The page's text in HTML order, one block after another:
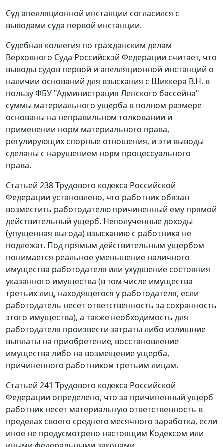
Суд апелляционной инстанции согласился с
выводами суда первой инстанции.
Судебная коллегия по гражданским делам
Верховного Суда Российской Федерации считает, что
выводы судов первой и апелляционной инстанций о
наличии оснований для взыскания с Шиккера В.Н. в
пользу ФБУ "Администрация Ленского бассейна"
суммы материального ущерба в полном размере
основаны на неправильном толковании и
применении норм материального права,
регулирующих спорные отношения, и эти выводы
сделаны с нарушением норм процессуального
права.
Статьей 238 Трудового кодекса Российской
Федерации установлено, что работник обязан
возместить работодателю причиненный ему прямой
действительный ущерб. Неполученные доходы
(упущенная выгода) взысканию с работника не
подлежат. Под прямым действительным ущербом
понимается реальное уменьшение наличного
имущества работодателя или ухудшение состояния
указанного имущества (в том числе имущества
третьих лиц, находящегося у работодателя, если
работодатель несет ответственность за сохранность
этого имущества), а также необходимость для
работодателя произвести затраты либо излишние
выплаты на приобретение, восстановление
имущества либо на возмещение ущерба,
причиненного работником третьим лицам.
Статьей 241 Трудового кодекса Российской
Федерации определено, что за причиненный ущерб
работник несет материальную ответственность в
пределах своего среднего месячного заработка, если
иное не предусмотрено настоящим Кодексом или